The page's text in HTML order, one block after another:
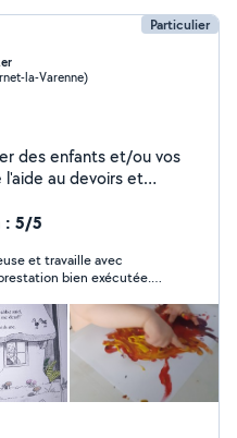
Particulier
la-Varenne)
des enfants et/ou vos
l'aide au devoirs et
suis professionnel en
deja effectuer 4 stage
et 2 en AEJE
à voir en privée.
: 5/5
et travaille avec
bien exécutée.